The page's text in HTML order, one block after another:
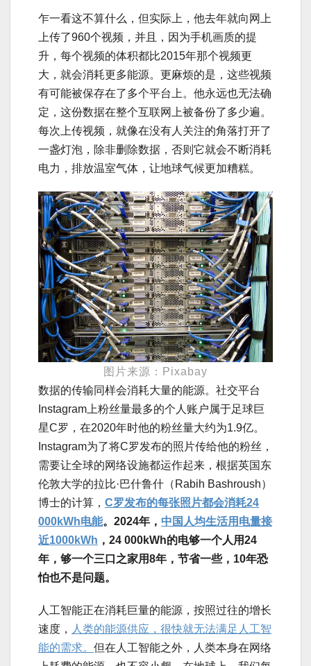
乍一看这不算什么，但实际上，他去年就向网上
上传了960个视频，并且，因为手机画质的提
升，每个视频的体积都比2015年那个视频更
大，就会消耗更多能源。更麻烦的是，这些视频
有可能被保存在了多个平台上。他永远也无法确
定，这份数据在整个互联网上被备份了多少遍。
每次上传视频，就像在没有人关注的角落打开了
一盏灯泡，除非删除数据，否则它就会不断消耗
电力，排放温室气体，让地球气候更加糟糕。
图片来源：Pixabay
数据的传输同样会消耗大量的能源。社交平台
Instagram上粉丝量最多的个人账户属于足球巨
星C罗，在2020年时他的粉丝量大约为1.9亿。
Instagram为了将C罗发布的照片传给他的粉丝，
需要让全球的网络设施都运作起来，根据英国东
伦敦大学的拉比·巴什鲁什（Rabih Bashroush）
博士的计算， C罗发布的每张照片都会消耗24
000kWh电能。2024年， 中国人均生活用电量接
近1000kWh ，24 000kWh的电够一个人用24
年，够一个三口之家用8年，节省一些，10年恐
怕也不是问题。
人工智能正在消耗巨量的能源，按照过往的增长
速度，
人类的能源供应，很快就无法满足人工智
能的需求。 但在人工智能之外，人类本身在网络